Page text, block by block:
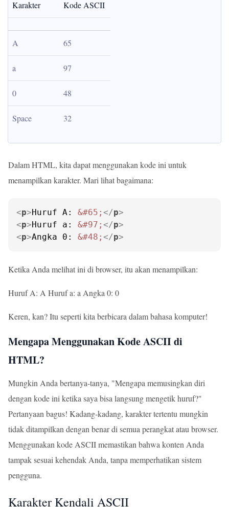
Karakter Kode ASCII
A 65
a 97
0 48
Space 32
Dalam HTML, kita dapat menggunakan kode ini untuk
menampilkan karakter. Mari lihat bagaimana:
<p>Huruf A: &#65; </p>
<p>Huruf a: &#97; </p>
<p>Angka 0: &#48; </p>
Ketika Anda melihat ini di browser, itu akan menampilkan:
Huruf A: A Huruf a: a Angka 0: 0
Keren, kan? Itu seperti kita berbicara dalam bahasa komputer!
Mengapa Menggunakan Kode ASCII di
HTML?
Mungkin Anda bertanya-tanya, "Mengapa memusingkan diri
dengan kode ini ketika saya bisa langsung mengetik huruf?"
Pertanyaan bagus! Kadang-kadang, karakter tertentu mungkin
tidak ditampilkan dengan benar di semua perangkat atau browser.
Menggunakan kode ASCII memastikan bahwa konten Anda
tampak sesuai kehendak Anda, tanpa memperhatikan sistem
pengguna.
Karakter Kendali ASCII